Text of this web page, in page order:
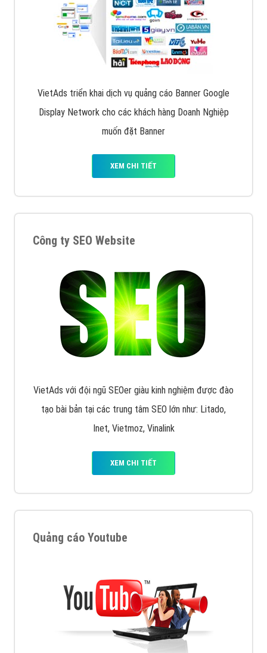
VietAds triển khai dịch vụ quảng cáo Banner Google
Display Network cho các khách hàng Doanh Nghiệp
muốn đặt Banner
XEM CHI TIẾT
Công ty SEO Website
VietAds với đội ngũ SEOer giàu kinh nghiệm được đào
tạo bài bản tại các trung tâm SEO lớn như: Litado,
Inet, Vietmoz, Vinalink
XEM CHI TIẾT
Quảng cáo Youtube